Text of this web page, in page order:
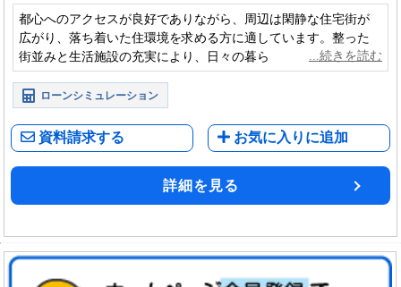
都心へのアクセスが良好でありながら、周辺は閑静な住宅街が
広がり、落ち着いた住環境を求める方に適しています。整った
街並みと生活施設の充実により、日々の暮らしも快適にお過ご
しいただけます
ローンシミュレーション
資料請求する お気に入りに追加
詳細を見る